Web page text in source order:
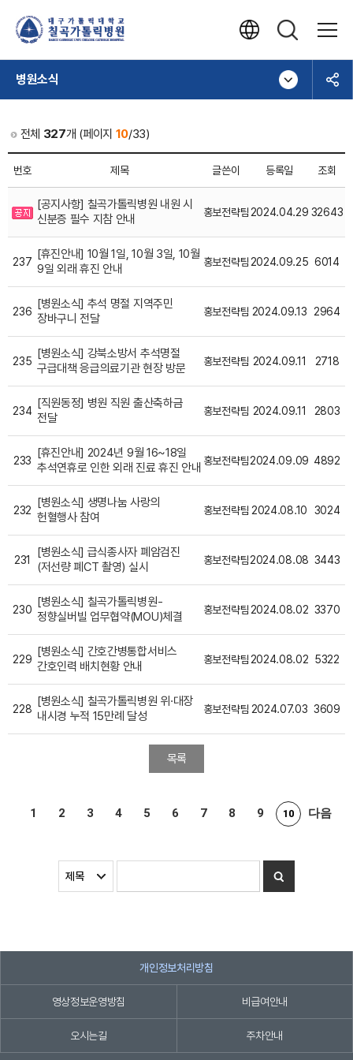
병원소식
전체 327개 (페이지 10/33)
번호 제목 글쓴이 등록일 조회
[공지사항] 칠곡가톨릭병원 내원 시
신분증 필수 지참 안내
홍보전략팀 2024.04.29 32643
237
[휴진안내] 10월 1일, 10월 3일, 10월
9일 외래 휴진 안내
홍보전략팀 2024.09.25 6014
236
[병원소식] 추석 명절 지역주민
장바구니 전달
홍보전략팀 2024.09.13 2964
235
[병원소식] 강북소방서 추석명절
구급대책 응급의료기관 현장 방문
홍보전략팀 2024.09.11 2718
234
[직원동정] 병원 직원 출산축하금
전달
홍보전략팀 2024.09.11 2803
233
[휴진안내] 2024년 9월 16~18일
추석연휴로 인한 외래 진료 휴진 안내 홍보전략팀2024.09.09 4892
232
[병원소식] 생명나눔 사랑의
헌혈행사 참여
홍보전략팀 2024.08.10 3024
231
[병원소식] 급식종사자 폐암검진
(저선량 폐CT 촬영) 실시
홍보전략팀2024.08.08 3443
230
[병원소식] 칠곡가톨릭병원-
정향실버빌 업무협약(MOU)체결
홍보전략팀 2024.08.02 3370
229
[병원소식] 간호간병통합서비스
간호인력 배치현황 안내
홍보전략팀 2024.08.02 5322
228
[병원소식] 칠곡가톨릭병원 위·대장
내시경 누적 15만례 달성
홍보전략팀 2024.07.03 3609
목록
1 2 3 4 5 6 7 8 9 10 다음
개인정보처리방침
영상정보운영방침 비급여안내
오시는길 주차안내